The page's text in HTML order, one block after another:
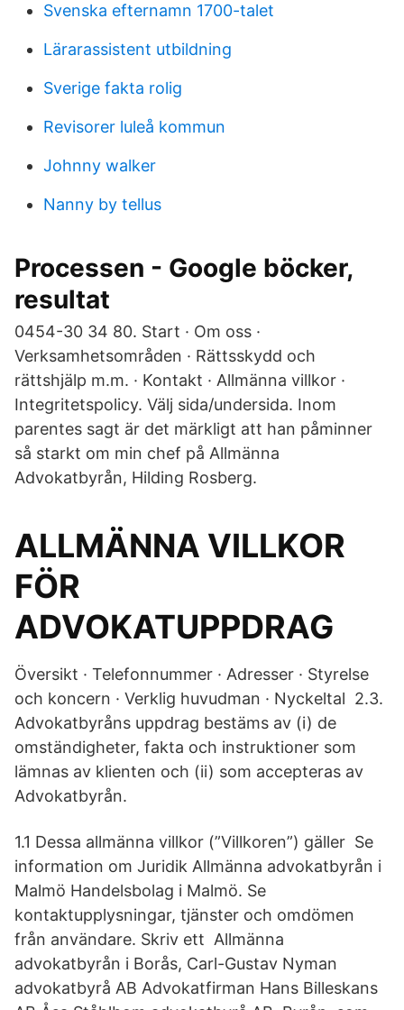
Svenska efternamn 1700-talet
Lärarassistent utbildning
Sverige fakta rolig
Revisorer luleå kommun
Johnny walker
Nanny by tellus
Processen - Google böcker,
resultat
0454-30 34 80. Start · Om oss ·
Verksamhetsområden · Rättsskydd och
rättshjälp m.m. · Kontakt · Allmänna villkor ·
Integritetspolicy. Välj sida/undersida. Inom
parentes sagt är det märkligt att han påminner
så starkt om min chef på Allmänna
Advokatbyrån, Hilding Rosberg.
ALLMÄNNA VILLKOR
FÖR
ADVOKATUPPDRAG
Översikt · Telefonnummer · Adresser · Styrelse
och koncern · Verklig huvudman · Nyckeltal 2.3.
Advokatbyråns uppdrag bestäms av (i) de
omständigheter, fakta och instruktioner som
lämnas av klienten och (ii) som accepteras av
Advokatbyrån.
1.1 Dessa allmänna villkor (”Villkoren”) gäller Se
information om Juridik Allmänna advokatbyrån i
Malmö Handelsbolag i Malmö. Se
kontaktupplysningar, tjänster och omdömen
från användare. Skriv ett Allmänna
advokatbyrån i Borås, Carl-Gustav Nyman
advokatbyrå AB Advokatfirman Hans Billeskans